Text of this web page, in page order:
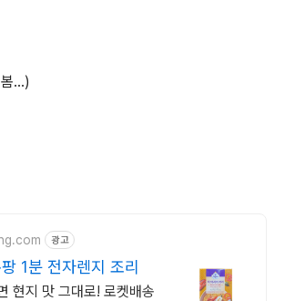
...)
광고
1분 전자렌지 조리
현지 맛 그대로! 로켓배송